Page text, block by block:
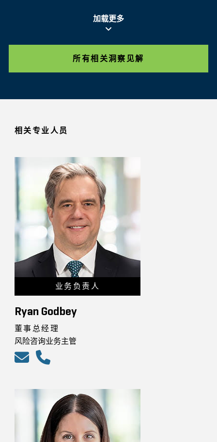
加载更多
所有相关洞察见解
相关专业人员
业务负责人
Ryan Godbey
董事总经理
风险咨询业务主管